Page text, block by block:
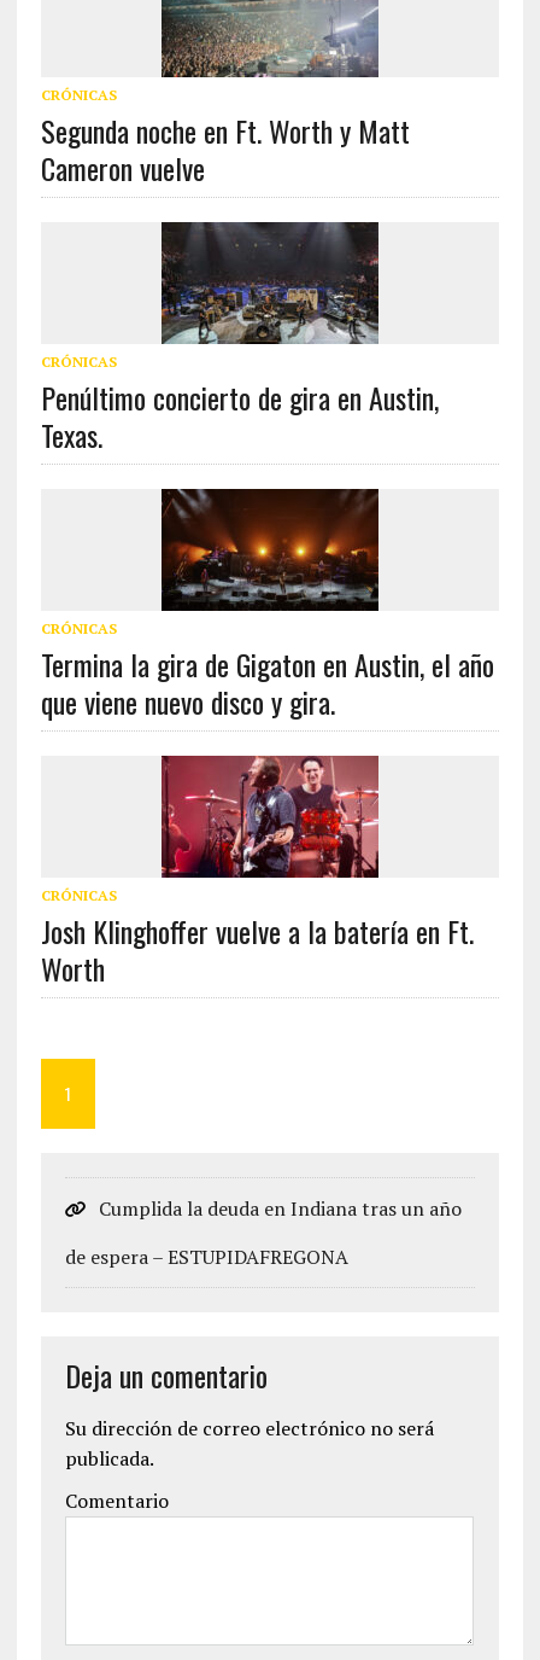
CRÓNICAS
Segunda noche en Ft. Worth y Matt
Cameron vuelve
CRÓNICAS
Penúltimo concierto de gira en Austin,
Texas.
CRÓNICAS
Termina la gira de Gigaton en Austin, el año
que viene nuevo disco y gira.
CRÓNICAS
Josh Klinghoffer vuelve a la batería en Ft.
Worth
1
Cumplida la deuda en Indiana tras un año
de espera – ESTUPIDAFREGONA
Deja un comentario
Su dirección de correo electrónico no será
publicada.
Comentario